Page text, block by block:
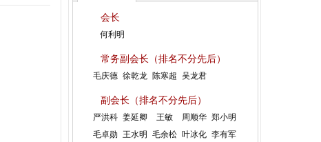
会长
何利明
常务副会长（排名不分先后）
毛庆德 徐乾龙 陈寒超 吴龙君
副会长（排名不分先后）
严洪科 姜延卿 王敏 周顺华 郑小明
毛卓勋 王水明 毛余松 叶冰化 李有军
浙江雅迪乐木业有限公司
恭祝协会常务副会长单位浙江金凯门业有限责任公司创...
浙江金诚消防科技有限公司
杭州顺南兴木工机械有限公司江山营业部
江山市盼森门业有限公司
浙江典尚门业有限公司
江山千禧门业有限公司